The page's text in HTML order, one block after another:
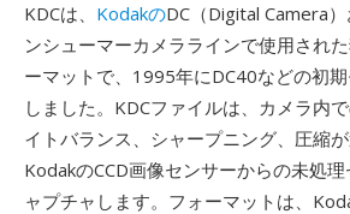
KDCは、 KodakのDC（Digital Camera
ンシューマーカメララインで使用され
ーマットで、1995年にDC40などの初
しました。KDCファイルは、カメラ内
イトバランス、シャープニング、圧縮が
KodakのCCD画像センサーからの未処
ャプチャします。フォーマットは、